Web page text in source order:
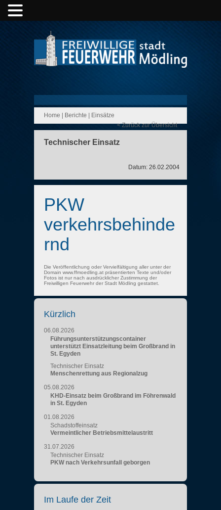
Home Berichte
Einsätze
< Zurück zur Übersicht
Technischer Einsatz
Datum: 26.02.2004
PKW
verkehrsbehinde
rnd
Die Veröffentlichung oder Vervielfältigung aller unter der
Domain www.ffmoedling.at präsentierten Texte und/oder
Fotos ist nur nach ausdrücklicher Zustimmung der
Freiwilligen Feuerwehr der Stadt Mödling gestattet.
Kürzlich
06.08.2026
Führungsunterstützungscontainer
unterstützt Einsatzleitung beim Großbrand in
St. Egyden
Technischer Einsatz
Menschenrettung aus Regionalzug
05.08.2026
KHD-Einsatz beim Großbrand im Föhrenwald
in St. Egyden
01.08.2026
Schadstoffeinsatz
Vermeintlicher Betriebsmittelaustritt
31.07.2026
Technischer Einsatz
PKW nach Verkehrsunfall geborgen
Im Laufe der Zeit